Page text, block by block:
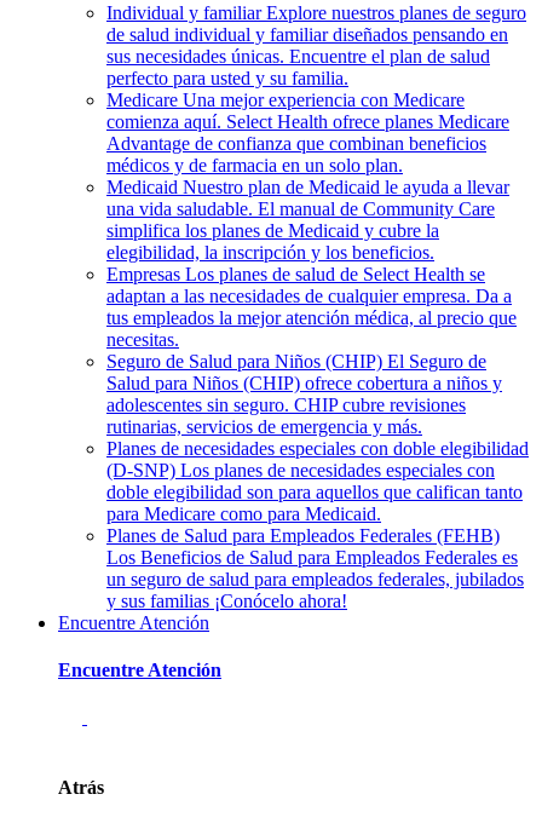
Individual y familiar Explore nuestros planes de seguro
de salud individual y familiar diseñados pensando en
sus necesidades únicas. Encuentre el plan de salud
perfecto para usted y su familia.
Medicare Una mejor experiencia con Medicare
comienza aquí. Select Health ofrece planes Medicare
Advantage de confianza que combinan beneficios
médicos y de farmacia en un solo plan.
Medicaid Nuestro plan de Medicaid le ayuda a llevar
una vida saludable. El manual de Community Care
simplifica los planes de Medicaid y cubre la
elegibilidad, la inscripción y los beneficios.
Empresas Los planes de salud de Select Health se
adaptan a las necesidades de cualquier empresa. Da a
tus empleados la mejor atención médica, al precio que
necesitas.
Seguro de Salud para Niños (CHIP) El Seguro de
Salud para Niños (CHIP) ofrece cobertura a niños y
adolescentes sin seguro. CHIP cubre revisiones
rutinarias, servicios de emergencia y más.
Planes de necesidades especiales con doble elegibilidad
(D-SNP) Los planes de necesidades especiales con
doble elegibilidad son para aquellos que califican tanto
para Medicare como para Medicaid.
Planes de Salud para Empleados Federales (FEHB)
Los Beneficios de Salud para Empleados Federales es
un seguro de salud para empleados federales, jubilados
y sus familias ¡Conócelo ahora!
Encuentre Atención
Encuentre Atención
Atrás